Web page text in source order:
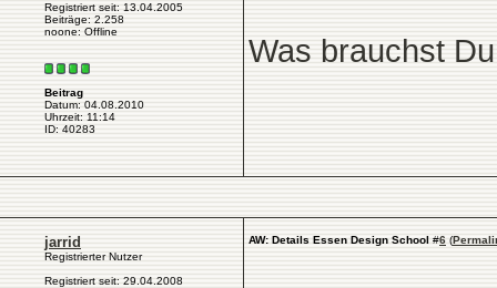
Registriert seit: 13.04.2005
Beiträge: 2.258
noone: Offline
Beitrag
Datum: 04.08.2010
Uhrzeit: 11:14
ID: 40283
Was brauchst
jarrid
Registrierter Nutzer
Registriert seit: 29.04.2008
AW: Details Essen Design School #6 (